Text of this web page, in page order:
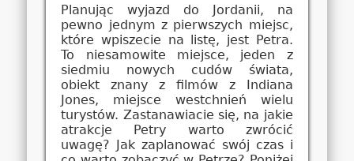
Planując wyjazd do Jordanii, na
pewno jednym z pierwszych miejsc,
które wpiszecie na listę, jest Petra.
To niesamowite miejsce, jeden z
siedmiu nowych cudów świata,
obiekt znany z filmów z Indiana
Jones, miejsce westchnień wielu
turystów. Zastanawiacie się, na jakie
atrakcje Petry warto zwrócić
uwagę? Jak zaplanować swój czas i